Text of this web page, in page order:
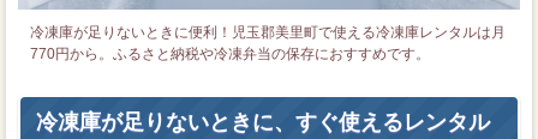
冷凍庫が足りないときに便利！児玉郡美里町で使える冷凍庫レンタルは月
770円から。ふるさと納税や冷凍弁当の保存におすすめです。
冷凍庫が足りないときに、すぐ使えるレンタル